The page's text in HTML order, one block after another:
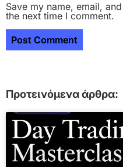
Save my name, email,
the next time I comment.
Προτεινόμενα άρθρα: